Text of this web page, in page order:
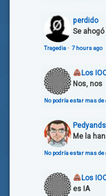
perdido
Se
Tragedia· 7 hours ago
Los
Nos, nos
No podría estar mas
Pedyands
Me la
No podría estar mas
Los
es IA